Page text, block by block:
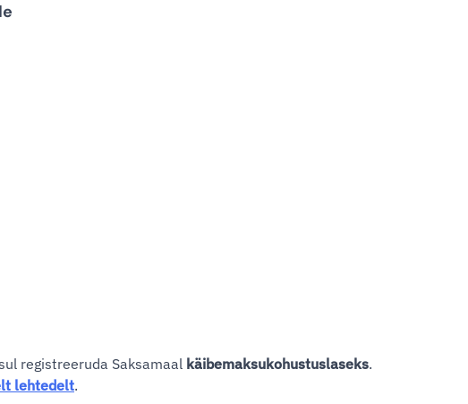
registreeruda Saksamaal käibemaksukohustuslaseks.
lehtedelt.